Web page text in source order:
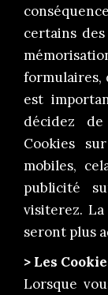
certains
formulaires,
est
décidez
Cookies
mobiles,
publicité
visiterez. La
seront plus
> Les
Lorsque